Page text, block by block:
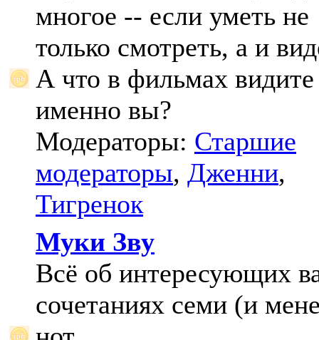
многое -- если уметь не
только смотреть, а и
А что в фильмах видите
именно вы?
Модераторы: Старшие
модераторы, Дженни,
Тигренок
Муки Зву
Всё об интересующих
сочетаниях семи (и